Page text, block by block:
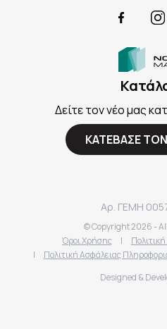
Facebook
Δείτε τον νέο μας
ΚΑΤΕΒΑΣΕ
Αρ. ΓΕΜΗ
© Copyright2026 -
Όροι Χρήσης
|
|
Πολιτική Ασφάλειας
Designed &